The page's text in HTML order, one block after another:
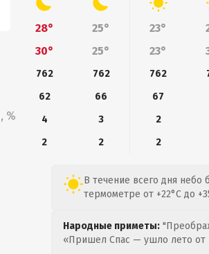
%
28° 25° 23°
30°
25° 23°
762 762 762
62
66 67
4
3 2
2
2 2
В течение всего дня небо
термометре от +22°C до
Народные приметы:
«Пришел Спас — ушло лето от